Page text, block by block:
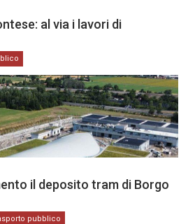
al via i lavori di
il deposito tram di Borgo
pubblico